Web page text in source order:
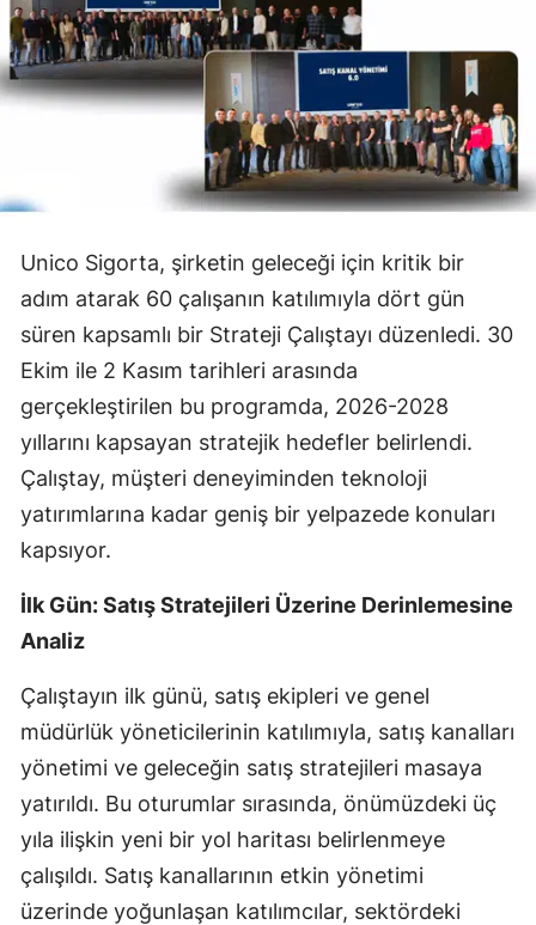
Bursa
Çanakkale
Çankırı
Çorum
Denizli
Diyarbakır
Edirne
Erzincan
Erzurum
Eskişehir
Giresun
Hakkari
Hatay
Isparta
Mersin
Unico Sigorta, şirketin geleceği için kritik bir
adım atarak 60 çalışanın katılımıyla dört gün
süren kapsamlı bir Strateji Çalıştayı düzenledi. 30
Ekim ile 2 Kasım tarihleri arasında
gerçekleştirilen bu programda, 2026-2028
yıllarını kapsayan stratejik hedefler belirlendi.
Çalıştay, müşteri deneyiminden teknoloji
yatırımlarına kadar geniş bir yelpazede konuları
kapsıyor.
İlk Gün: Satış Stratejileri Üzerine Derinlemesine
Analiz
Çalıştayın ilk günü, satış ekipleri ve genel
müdürlük yöneticilerinin katılımıyla, satış kanalları
yönetimi ve geleceğin satış stratejileri masaya
yatırıldı. Bu oturumlar sırasında, önümüzdeki üç
yıla ilişkin yeni bir yol haritası belirlenmeye
çalışıldı. Satış kanallarının etkin yönetimi
üzerinde yoğunlaşan katılımcılar, sektördeki